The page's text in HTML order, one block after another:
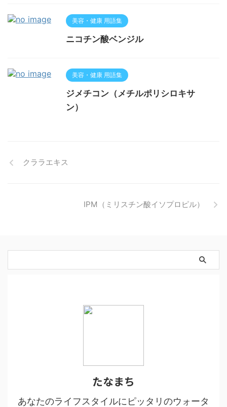
美容・健康 用語集
ニコチン酸ベンジル
美容・健康 用語集
ジメチコン（メチルポリシロキサ
ン）
クララエキス
IPM（ミリスチン酸イソプロピル）
たなまち
あなたのライフスタイルにピッタリのウォータ